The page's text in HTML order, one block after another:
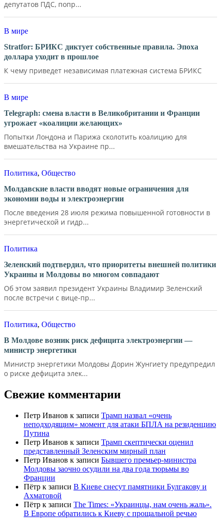
депутатов ПДС, попр...
В мире
Stratfor: БРИКС диктует собственные правила. Эпоха
доллара уходит в прошлое
К чему приведет независимая платежная система БРИКС
В мире
Telegraph: смена власти в Великобритании и Франции
угрожает «коалиции желающих»
Попытки Лондона и Парижа сколотить коалицию для
вмешательства на Украине пр...
Политика, Общество
Молдавские власти вводят новые ограничения для
экономии воды и электроэнергии
После введения 28 июля режима повышенной готовности в
энергетической и гидр...
Политика
Зеленский подтвердил, что приоритеты внешней политики
Украины и Молдовы во многом совпадают
Об этом заявил президент Украины Владимир Зеленский
после встречи с вице-пр...
Политика, Общество
В Молдове возник риск дефицита электроэнергии —
министр энергетики
Министр энергетики Молдовы Дорин Жунгиету предупредил
о риске дефицита элек...
Свежие комментарии
Петр Иванов к записи Трамп назвал «очень
неподходящим» момент для атаки БПЛА на резиденцию
Путина
Петр Иванов к записи Трамп скептически оценил
представленный Зеленским мирный план
Петр Иванов к записи Бывшего премьер-министра
Молдовы заочно осудили на два года тюрьмы во
Франции
Пётр к записи В Киеве снесут памятники Булгакову и
Ахматовой
Пётр к записи Тhe Times: «Украинцы, нам очень жаль».
В Европе обратились к Киеву с прощальной речью